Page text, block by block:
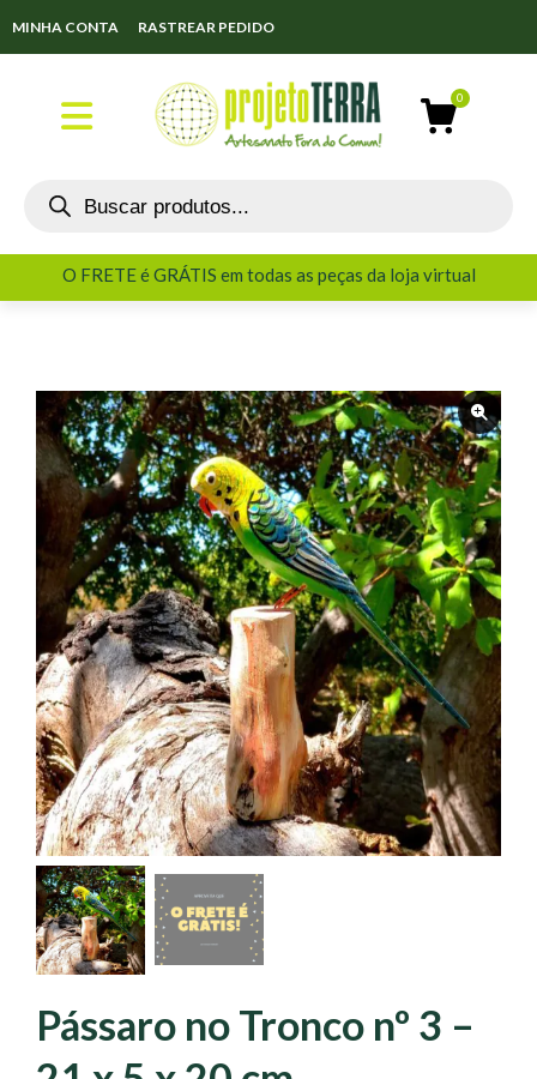
MINHA CONTA RASTREAR PEDIDO
O FRETE é GRÁTIS em todas as peças da loja virtual
O FRETE é GRÁTIS em todas as peças da loja virtual
Pássaro no Tronco nº 3 –